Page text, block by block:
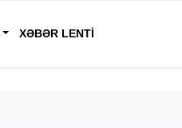
XƏBƏR LENTI